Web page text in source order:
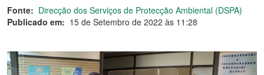
Fonte: Direcção dos Serviços de Protecção Ambiental (DSPA)
Publicado em: 15 de Setembro de 2022 às 11:28